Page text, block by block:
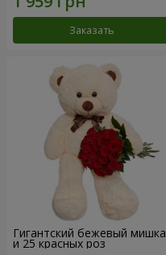
Заказать
Гигантский бежевый мишка
и 25 красных роз